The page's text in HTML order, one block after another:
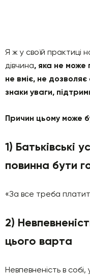
Я ж у своїй практиці
дівчина, яка не може
не вміє, не дозволяє
знаки уваги,
Причин цьому може
1) Батьківські
повинна бути
«За все треба
2)
цього варта
Невпевненість в собі,